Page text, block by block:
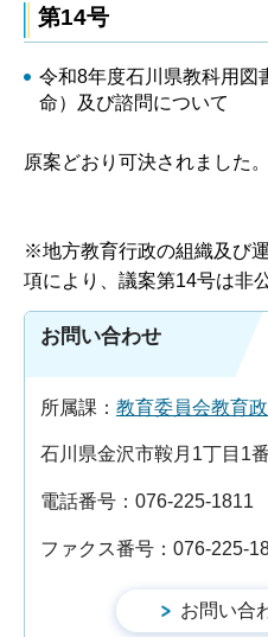
第14号
令和8年度石川県教科用図
命）及び諮問について
原案どおり可決されました。
※地方教育行政の組織及び
項により、議案第14号は非
お問い合わせ
所属課： 教育委員会教育
石川県金沢市鞍月1丁目1
電話番号：076-225-1811
ファクス番号：076-225-